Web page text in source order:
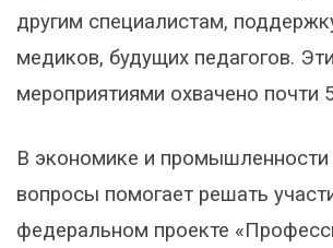
другим специалистам,
медиков, будущих педагогов.
мероприятиями охвачено почти
В экономике и
вопросы помогает решать
федеральном проекте